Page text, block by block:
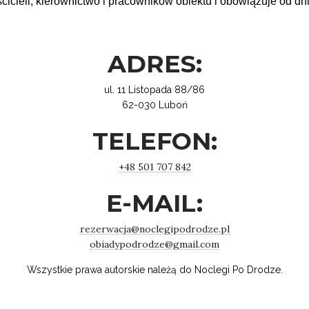
ADRES:
ul. 11 Listopada 88/86
62-030 Luboń
TELEFON:
+48 501 707 842
E-MAIL:
rezerwacja@noclegipodrodze.pl
obiadypodrodze@gmail.com
Wszystkie prawa autorskie należą do Noclegi Po Drodze.